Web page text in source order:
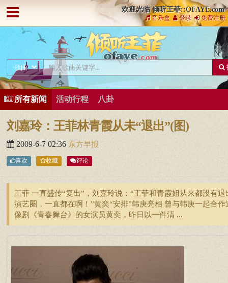
欢迎光临 倾听王菲::OFAYE.com
音乐盒 登录 免费注册
所有新闻 活动行程 八卦
刘嘉玲：王菲林青霞从未“退出”(图)
2009-6-7 02:36 东方早报
喜欢 收藏 评论
王菲 一直盛传“复出”，刘嘉玲说：“王菲和青霞姐从来都没有退
演艺圈，一直都在啊！”黄奕“安排”韩庚亮相 曾与韩庚一起合作
像剧《青春舞台》的女演员黄奕，昨日以一件清 ...